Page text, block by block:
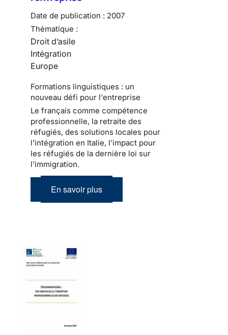
Date de publication : 2007
Thématique :
Droit d’asile
Intégration
Europe
Formations linguistiques : un
nouveau défi pour l'entreprise
Le français comme compétence
professionnelle, la retraite des
réfugiés, des solutions locales pour
l'intégration en Italie, l'impact pour
les réfugiés de la dernière loi sur
l'immigration.
En savoir plus